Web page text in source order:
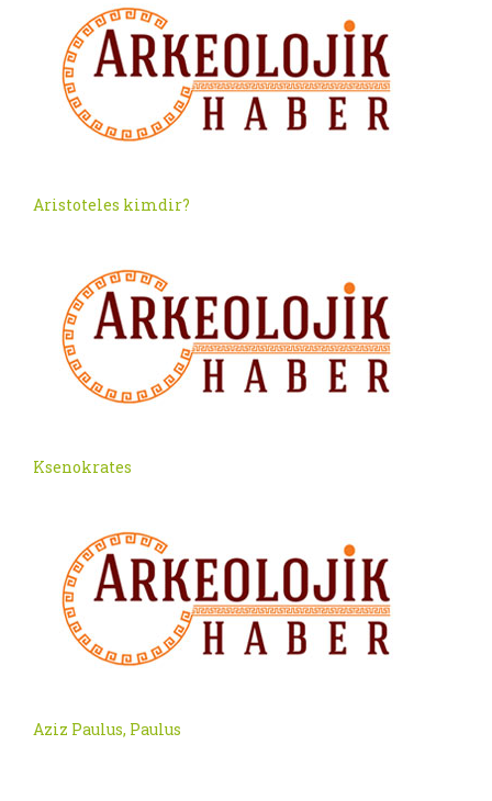
Aristoteles kimdir?
Ksenokrates
Aziz Paulus, Paulus